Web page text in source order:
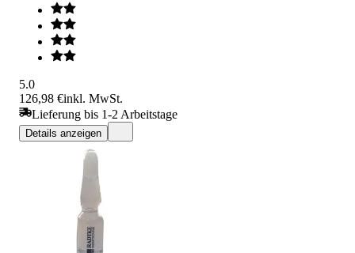
5.0
126,98 €inkl. MwSt.
Lieferung bis 1-2 Arbeitstage
Details anzeigen